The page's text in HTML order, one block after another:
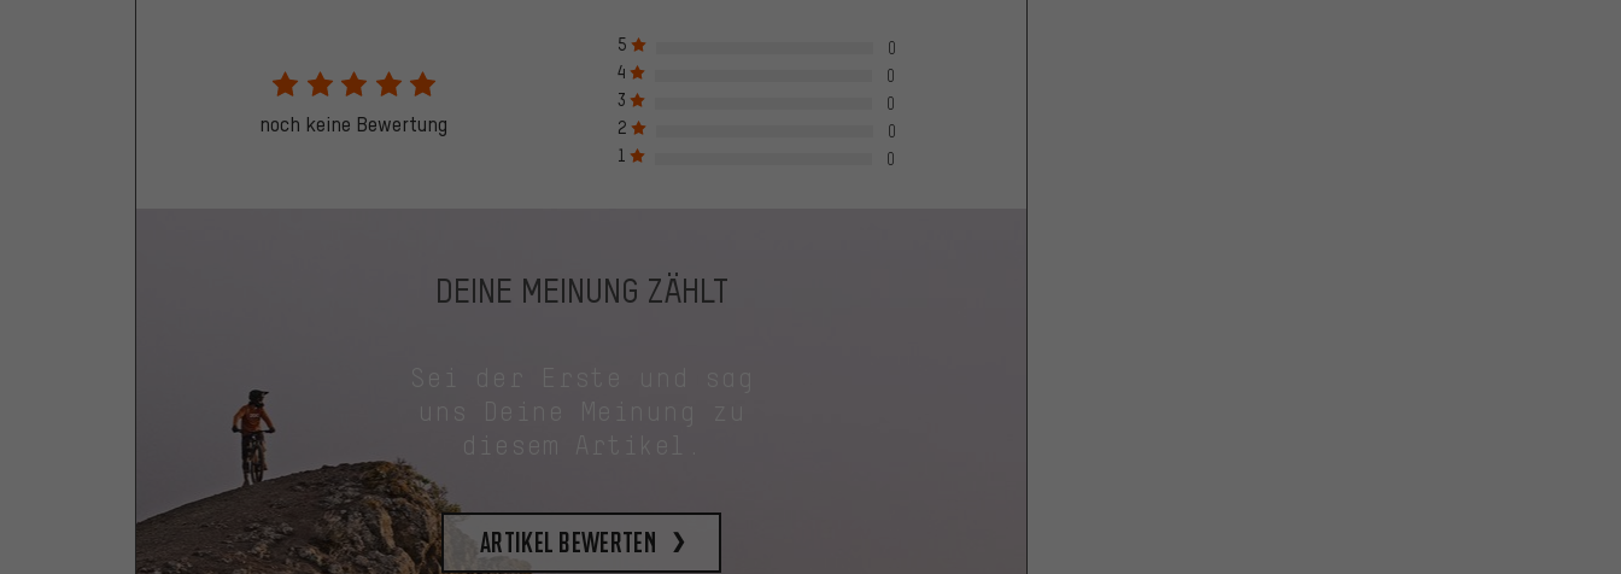
noch keine Bewertung
5
0
4
0
3
0
2
0
1
0
DEINE MEINUNG ZÄHLT
uns Deine Meinung zu
diesem Artikel.
Artikel bewerten